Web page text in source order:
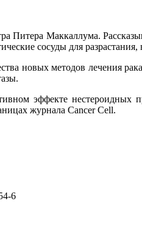
Питера Маккаллума.
сосуды для
новых методов лечения
эффекте нестероидных
журнала Cancer Cell.
6